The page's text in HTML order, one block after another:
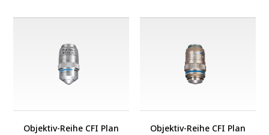
Objektiv-Reihe CFI Plan
Objektiv-Reihe CFI Plan